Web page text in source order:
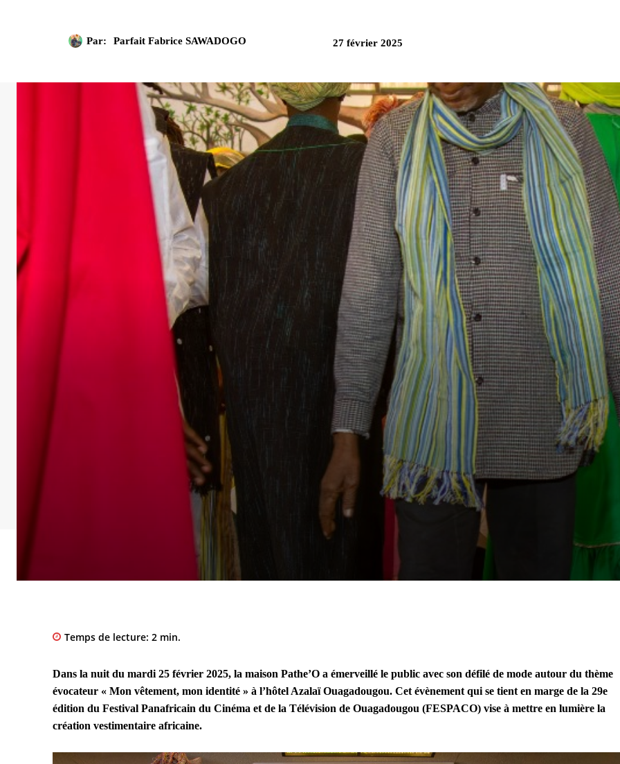
Par: Parfait Fabrice SAWADOGO 27 février 2025
Temps de lecture: 2 min.
Dans la nuit du mardi 25 février 2025, la maison Pathe’O a émerveillé le public avec son défilé de mode autour du thème
évocateur « Mon vêtement, mon identité » à l’hôtel Azalaï Ouagadougou. Cet évènement qui se tient en marge de la 29e
édition du Festival Panafricain du Cinéma et de la Télévision de Ouagadougou (FESPACO) vise à mettre en lumière la
création vestimentaire africaine.